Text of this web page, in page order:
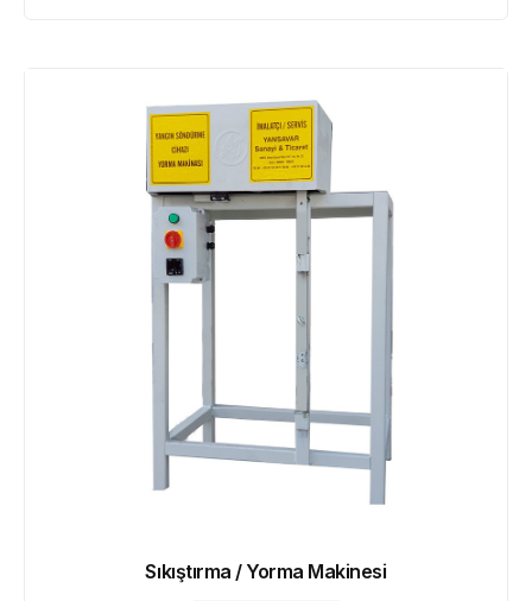
Sıkıştırma / Yorma Makinesi